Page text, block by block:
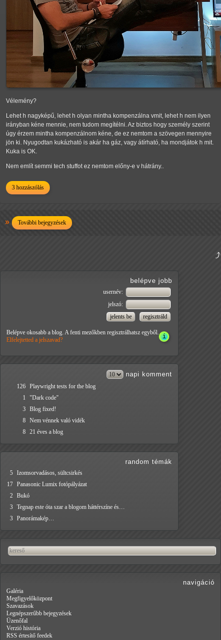
Vélemény?
Lehet h nagyképű, lehet h olyan mintha kompenzálna vmit, lehet h nem ilyen
irányban kéne mennie, nem tudom megítélni. Az biztos hogy személy szerint
úgy érzem mintha kompenzálnom kéne, de ez nemtom a szövegen mennyire
jön ki. Nyugodtan kukázható is akár ha gáz, vagy átírható, ha mondjátok h mit.
Kuka is OK.
Nem említ semmi tech stuffot ez nemtom előny-e v hátrány..
3 hozzászólás
További bejegyzések
belépve jobb
usernév:
jelszó:
Belépve okosabb a blog. A fenti mezőkben regisztrálhatsz egyből.
Elfelejtetted a jelszavad?
napi komment
126 Playwright tests for the blog
1
"Dark code"
3 Blog fixed!
8 Nem vénnek való vidék
8 21 éves a blog
random témák
5 Izomsorvadásos, sültcsirkés
17 Panasonic Lumix fotópályázat
2 Bukó
3 Tegnap este óta szar a blogom háttérszíne és…
3 Panorámakép…
navigáció
Galéria
Megfigyelőközpont
Szavazások
Legnépszerűbb bejegyzések
Üzenőfal
Verzió história
RSS értesítő feedek